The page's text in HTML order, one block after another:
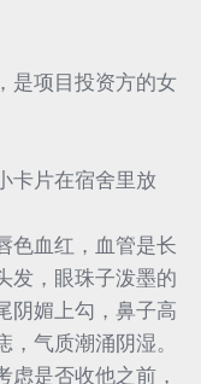
是项目投资方的女
卡片在宿舍里放
色血红，血管是长
发，眼珠子泼墨的
阴媚上勾，鼻子高
气质潮涌阴湿。
虑是否收他之前，